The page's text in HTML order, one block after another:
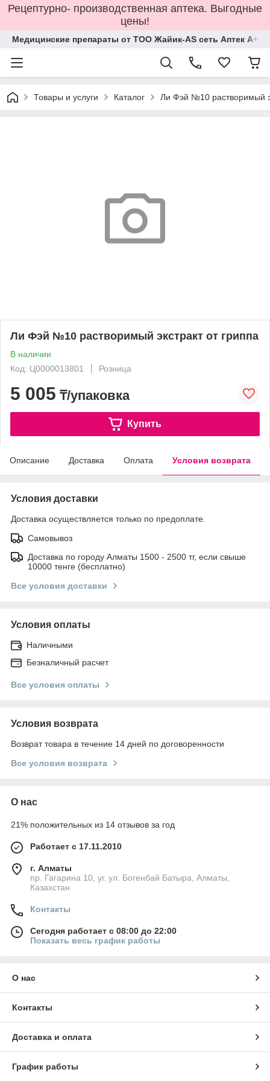
Рецептурно- производственная аптека. Выгодные
цены!
Медицинские препараты от ТОО Жайик-AS сеть Аптек А+
Товары и услуги Каталог Ли Фэй №10 растворимый
Ли Фэй №10 растворимый экстракт от гриппа
В наличии
Код: Ц0000013801
Розница
5 005 ₸/упаковка
Купить
Описание Доставка Оплата Условия возврата
Условия доставки
Доставка осуществляется только по предоплате.
Самовывоз
Доставка по городу Алматы 1500 - 2500 тг, если свыше
10000 тенге (бесплатно)
Все условия доставки
Условия оплаты
Наличными
Безналичный расчет
Все условия оплаты
Условия возврата
Возврат товара в течение 14 дней по договоренности
Все условия возврата
О нас
21% положительных из 14 отзывов за год
Работает с 17.11.2010
г. Алматы
пр. Гагарина 10, уг. ул. Богенбай Батыра, Алматы,
Казахстан
Контакты
Сегодня работает с 08:00 до 22:00
Показать весь график работы
О нас
Контакты
Доставка и оплата
График работы